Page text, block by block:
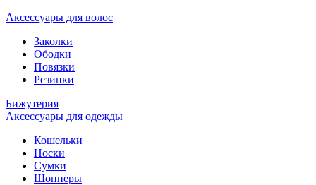
Аксессуары для волос
Заколки
Ободки
Повязки
Резинки
Бижутерия
Аксессуары для одежды
Кошельки
Носки
Сумки
Шопперы